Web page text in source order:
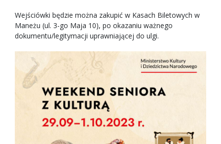
Wejściówki będzie można zakupić w Kasach Biletowych w
Maneżu (ul. 3-go Maja 10), po okazaniu ważnego
dokumentu/legitymacji uprawniającej do ulgi.